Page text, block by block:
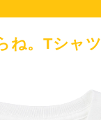
ね。Tシャツ